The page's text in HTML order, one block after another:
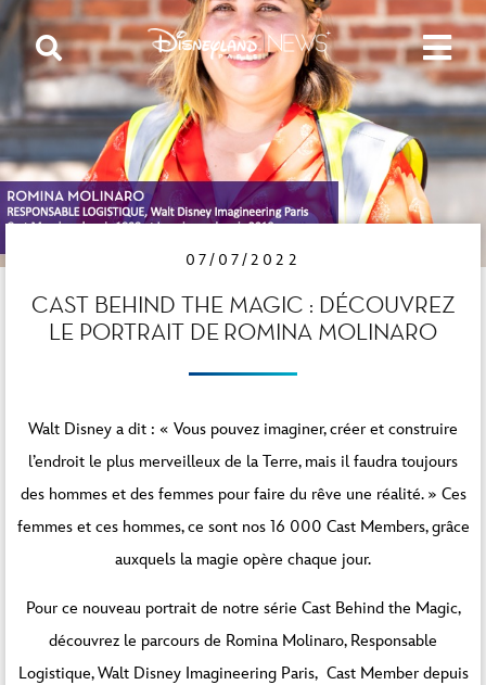
07/07/2022
CAST BEHIND THE MAGIC : DÉCOUVREZ
LE PORTRAIT DE ROMINA MOLINARO
Walt Disney a dit : « Vous pouvez imaginer, créer et construire
l’endroit le plus merveilleux de la Terre, mais il faudra toujours
des hommes et des femmes pour faire du rêve une réalité. » Ces
femmes et ces hommes, ce sont nos 16 000 Cast Members, grâce
auxquels la magie opère chaque jour.
Pour ce nouveau portrait de notre série Cast Behind the Magic,
découvrez le parcours de Romina Molinaro, Responsable
Logistique, Walt Disney Imagineering Paris, Cast Member depuis